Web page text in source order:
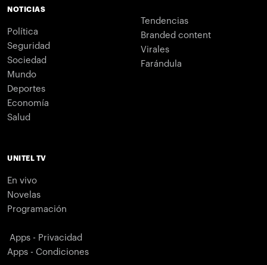
NOTICIAS
Política
Seguridad
Sociedad
Mundo
Deportes
Economía
Salud
Tendencias
Branded content
Virales
Farándula
UNITEL TV
En vivo
Novelas
Programación
Apps - Privacidad
Apps - Condiciones